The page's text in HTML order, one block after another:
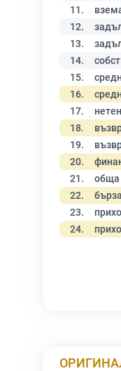
11.
12.
13.
14.
15.
16.
17.
18.
19.
20.
21. обща
22.
23.
24.